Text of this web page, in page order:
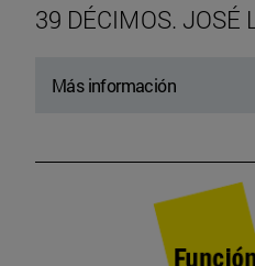
39 DÉCIMOS. JOSÉ
Más información